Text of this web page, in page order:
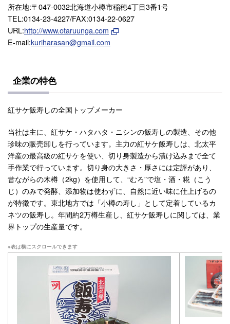
所在地:〒047-0032北海道小樽市稲穂4丁目3番1号
TEL:0134-23-4227/FAX:0134-22-0627
URL:http://www.otaruunga.com
E-mail:kuriharasan@gmail.com
企業の特色
紅サケ飯寿しの全国トップメーカー
当社は主に、紅サケ・ハタハタ・ニシンの飯寿しの製造、その他
珍味の販売卸しを行っています。主力の紅サケ飯寿しは、北太平
洋産の最高級の紅サケを使い、切り身製造から漬け込みまで全て
手作業で行っています。切り身の大きさ・厚さには定評があり、
昔ながらの木樽（2kg）を使用して、“むろ”で塩・酒・糀（こう
じ）のみで発酵、添加物は使わずに、自然に近い味に仕上げるの
が特徴です。東北地方では「小樽の寿し」として定着しているカ
ネツの飯寿し。年間約2万樽生産し、紅サケ飯寿しに関しては、業
界トップの生産量です。